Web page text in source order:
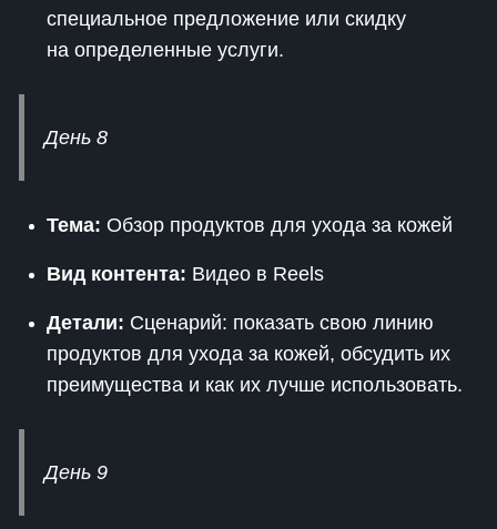
специальное предложение или скидку
на определенные услуги.
День 8
Тема: Обзор продуктов для ухода за кожей
Вид контента: Видео в Reels
Детали: Сценарий: показать свою линию
продуктов для ухода за кожей, обсудить их
преимущества и как их лучше использовать.
День 9